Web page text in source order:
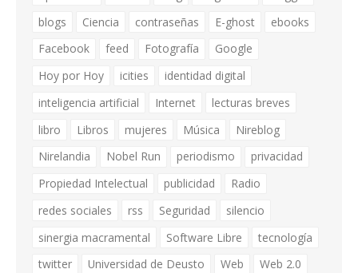
blogs
Ciencia contraseñas E-ghost
ebooks
Facebook
feed Fotografía
Google
Hoy por Hoy
icities
identidad digital
inteligencia artificial
Internet
lecturas breves
libro
Libros mujeres Música
Nireblog
Nirelandia
Nobel Run periodismo
privacidad
Propiedad Intelectual
publicidad
Radio
redes sociales
rss Seguridad
silencio
sinergia macramental
Software Libre
tecnología
twitter
Universidad de Deusto Web
Web 2.0